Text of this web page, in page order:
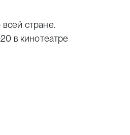
стране.
в кинотеатре